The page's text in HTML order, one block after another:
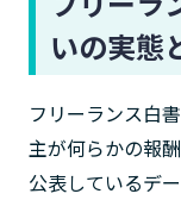
いの実態
フリーランス白
主が何らかの報
公表しているデ